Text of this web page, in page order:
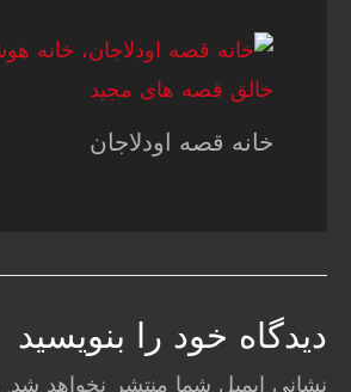
خانه قصه اودلاجان
دیدگاه‌ خود را بنویسید
نشانی ایمیل شما منتشر نخواهد شد.